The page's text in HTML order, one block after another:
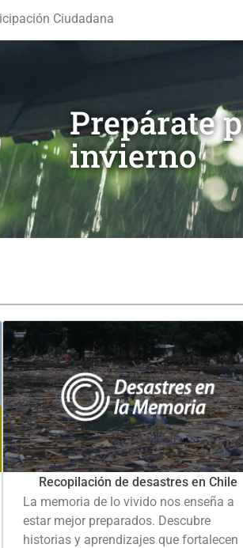
Ciudadana
Prepárate
invierno
Recopilación de desastres en Chile
La memoria de lo vivido nos enseña a
estar mejor preparados. Descubre
historias y aprendizajes que fortalecen